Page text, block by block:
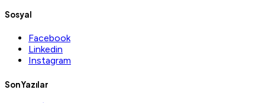
Sosyal
Facebook
Linkedin
Instagram
Son Yazılar